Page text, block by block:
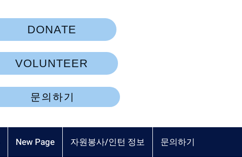
문의하기
New Page 자원봉사/인턴 정보 문의하기
DONATE
VOLUNTEER